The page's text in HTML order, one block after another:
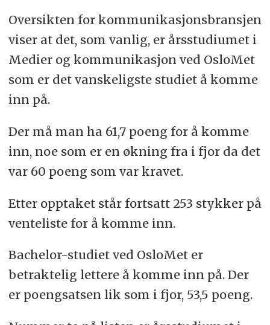
Oversikten for kommunikasjonsbransjen
viser at det, som vanlig, er årsstudiumet i
Medier og kommunikasjon ved OsloMet
som er det vanskeligste studiet å komme
inn på.
Der må man ha 61,7 poeng for å komme
inn, noe som er en økning fra i fjor da det
var 60 poeng som var kravet.
Etter opptaket står fortsatt 253 stykker på
venteliste for å komme inn.
Bachelor-studiet ved OsloMet er
betraktelig lettere å komme inn på. Der
er poengsatsen lik som i fjor, 53,5 poeng.